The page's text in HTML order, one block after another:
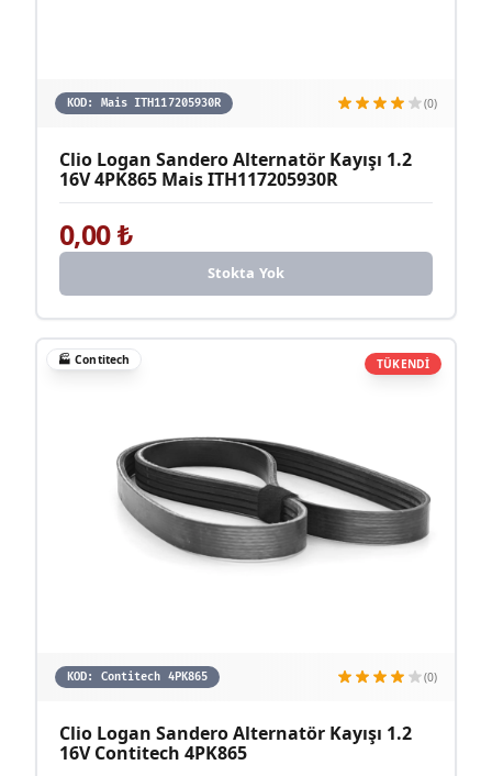
KOD: Mais ITH117205930R (0)
Clio Logan Sandero Alternatör Kayışı 1.2
16V 4PK865 Mais ITH117205930R
0,00₺
Stokta Yok
TÜKENDİ
🏭Contitech
KOD: Contitech 4PK865 (0)
Clio Logan Sandero Alternatör Kayışı 1.2
16V Contitech 4PK865